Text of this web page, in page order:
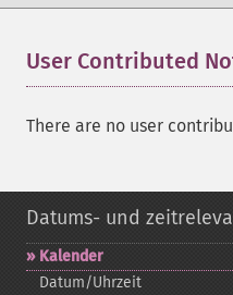
User Contributed
There are no user
Datums- und
Kalender
Datum/Uhrzeit